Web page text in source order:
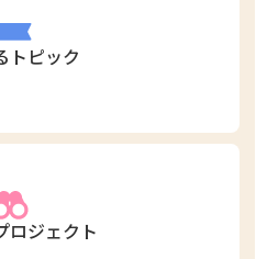
トピック
ロジェクト